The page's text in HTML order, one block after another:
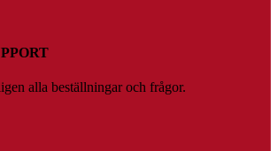
alla beställningar och frågor.